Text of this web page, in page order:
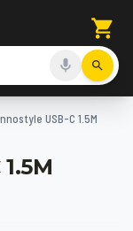
USB-C 1.5M